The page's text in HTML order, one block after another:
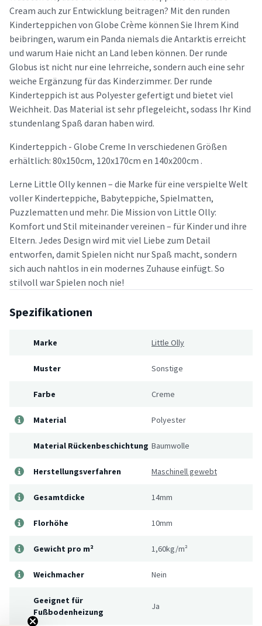
Cream auch zur Entwicklung beitragen? Mit den runden
Kinderteppichen von Globe Crème können Sie Ihrem Kind
beibringen, warum ein Panda niemals die Antarktis erreicht
und warum Haie nicht an Land leben können. Der runde
Globus ist nicht nur eine lehrreiche, sondern auch eine sehr
weiche Ergänzung für das Kinderzimmer. Der runde
Kinderteppich ist aus Polyester gefertigt und bietet viel
Weichheit. Das Material ist sehr pflegeleicht, sodass Ihr Kind
stundenlang Spaß daran haben wird.
Kinderteppich - Globe Creme In verschiedenen Größen
erhältlich: 80x150cm, 120x170cm en 140x200cm .
Lerne Little Olly kennen – die Marke für eine verspielte Welt
voller Kinderteppiche, Babyteppiche, Spielmatten,
Puzzlematten und mehr. Die Mission von Little Olly:
Komfort und Stil miteinander vereinen – für Kinder und ihre
Eltern. Jedes Design wird mit viel Liebe zum Detail
entworfen, damit Spielen nicht nur Spaß macht, sondern
sich auch nahtlos in ein modernes Zuhause einfügt. So
stilvoll war Spielen noch nie!
Spezifikationen
Marke Little Olly
Muster Sonstige
Farbe Creme
Material Polyester
Material Rückenbeschichtung Baumwolle
Herstellungsverfahren Maschinell gewebt
Gesamtdicke 14mm
Florhöhe 10mm
Gewicht pro m² 1,60kg/m²
Weichmacher Nein
Geeignet für
Fußbodenheizung
Ja